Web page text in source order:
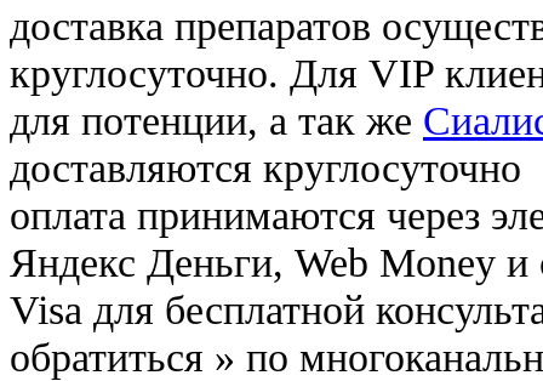
доставка препаратов
круглосуточно. Для VIP
для потенции, а так же
доставляются круглосуточно
оплата принимаются через
Яндекс Деньги, Web Money и
Visa для бесплатной
обратиться » по